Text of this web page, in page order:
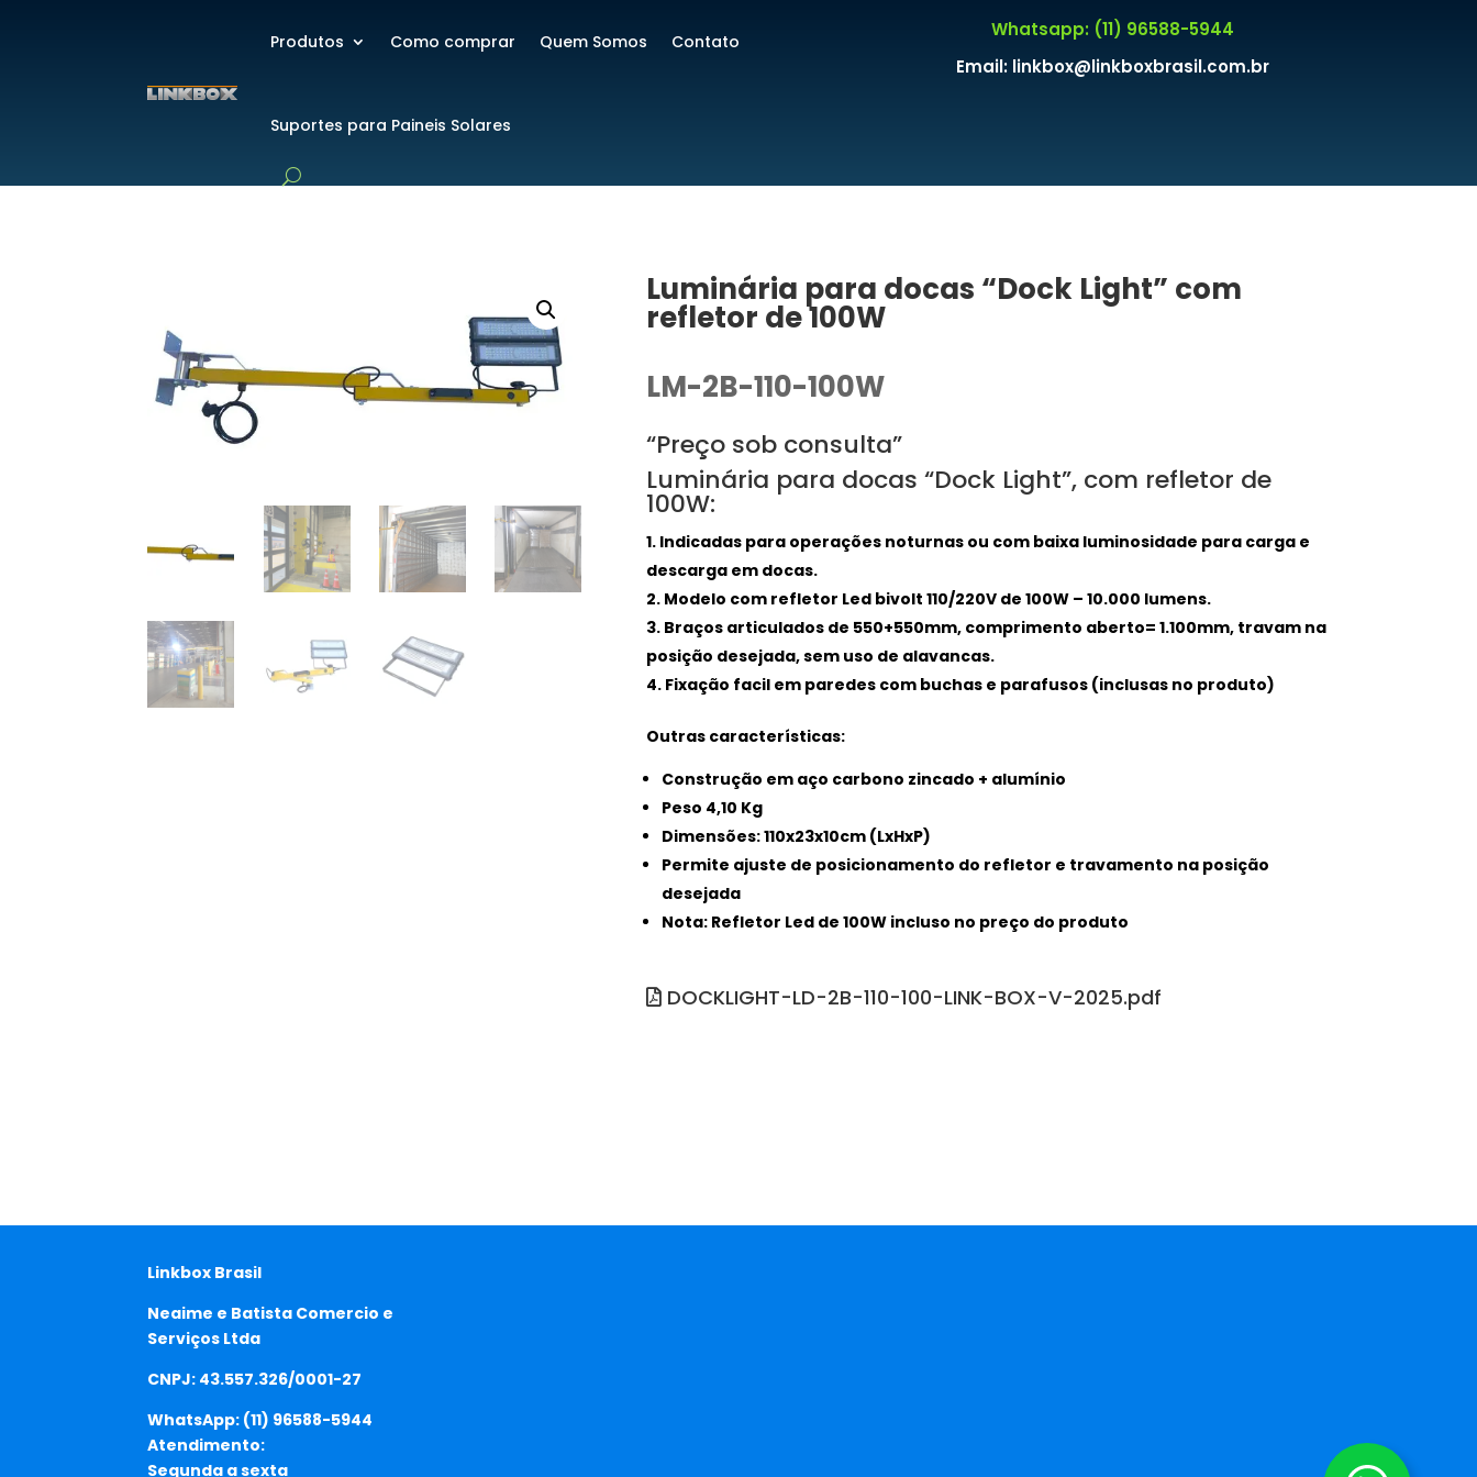
Produtos Como comprar Quem Somos Contato
Suportes para Paineis Solares
Whatsapp: (11) 96588-5944
Email: linkbox@linkboxbrasil.com.br
Luminária para docas “Dock Light” com
refletor de 100W
LM-2B-110-100W
“Preço sob consulta”
Luminária para docas “Dock Light”, com refletor de
100W:
Indicadas para operações noturnas ou com baixa luminosidade para carga e
descarga em docas.
Modelo com refletor Led bivolt 110/220V de 100W – 10.000 lumens.
Braços articulados de 550+550mm, comprimento aberto= 1.100mm, travam na
posição desejada, sem uso de alavancas.
Fixação facil em paredes com buchas e parafusos (inclusas no produto)
Outras características:
Construção em aço carbono zincado + alumínio
Peso 4,10 Kg
Dimensões: 110x23x10cm (LxHxP)
Permite ajuste de posicionamento do refletor e travamento na posição
desejada
Nota: Refletor Led de 100W incluso no preço do produto
DOCKLIGHT-LD-2B-110-100-LINK-BOX-V-2025.pdf
Linkbox Brasil
Neaime e Batista Comercio e
Serviços Ltda
CNPJ: 43.557.326/0001-27
WhatsApp: (11) 96588-5944
Atendimento:
Segunda a sexta